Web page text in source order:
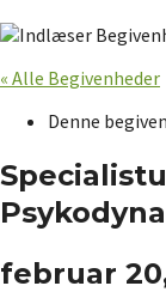
« Alle Begivenheder
Denne
februar